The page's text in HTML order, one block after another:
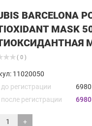
BARCELONA
MASK
( 0 )
11020050
регистрации
регистрации
+